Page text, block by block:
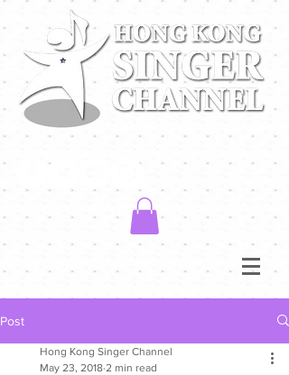
Post
Hong Kong Singer Channel
May 23, 2018 2 min read